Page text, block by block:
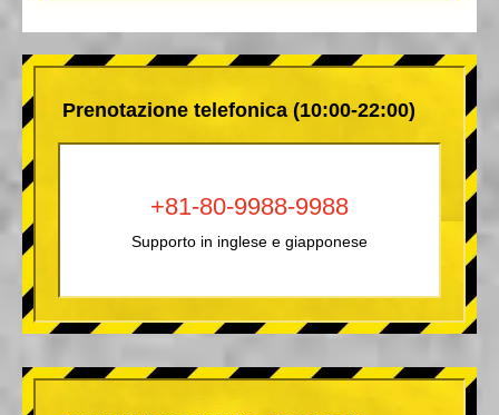
Prenotazione telefonica (10:00-22:00)
+81-80-9988-9988
Supporto in inglese e giapponese